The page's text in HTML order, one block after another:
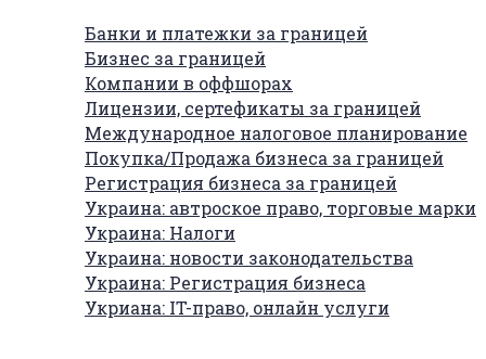
Банки и платежки за границей
Бизнес за границей
Компании в оффшорах
Лицензии, сертефикаты за границей
Международное налоговое планирование
Покупка/Продажа бизнеса за границей
Регистрация бизнеса за границей
Украина: автроское право, торговые марки
Украина: Налоги
Украина: новости законодательства
Украина: Регистрация бизнеса
Укриана: IT-право, онлайн услуги